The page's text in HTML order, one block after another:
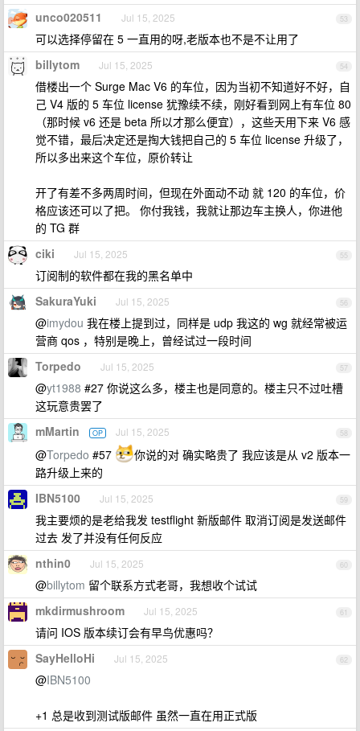
53
unco020511 Jul 15, 2025
可以选择停留在 5 一直用的呀,老版本也不是不让用了
54
billytom Jul 15, 2025
借楼出一个 Surge Mac V6 的车位，因为当初不知道好不好，自
己 V4 版的 5 车位 license 犹豫续不续，刚好看到网上有车位 80
（那时候 v6 还是 beta 所以才那么便宜），这些天用下来 V6 感
觉不错，最后决定还是掏大钱把自己的 5 车位 license 升级了，
所以多出来这个车位，原价转让
开了有差不多两周时间，但现在外面动不动 就 120 的车位，价
格应该还可以了把。 你付我钱，我就让那边车主换人，你进他
的 TG 群
55
ciki Jul 15, 2025
订阅制的软件都在我的黑名单中
56
SakuraYuki Jul 15, 2025
@imydou 我在楼上提到过，同样是 udp 我这的 wg 就经常被运
营商 qos ，特别是晚上，曾经试过一段时间
57
Torpedo Jul 15, 2025
@yt1988 #27 你说这么多，楼主也是同意的。楼主只不过吐槽
这玩意贵罢了
58
mMartin OP Jul 15, 2025
@Torpedo #57
你说的对 确实略贵了 我应该是从 v2 版本一
路升级上来的
59
IBN5100 Jul 15, 2025
我主要烦的是老给我发 testflight 新版邮件 取消订阅是发送邮件
过去 发了并没有任何反应
60
nthin0 Jul 15, 2025
@billytom 留个联系方式老哥，我想收个试试
61
mkdirmushroom Jul 15, 2025
请问 IOS 版本续订会有早鸟优惠吗？
62
SayHelloHi Jul 15, 2025
@IBN5100
+1 总是收到测试版邮件 虽然一直在用正式版